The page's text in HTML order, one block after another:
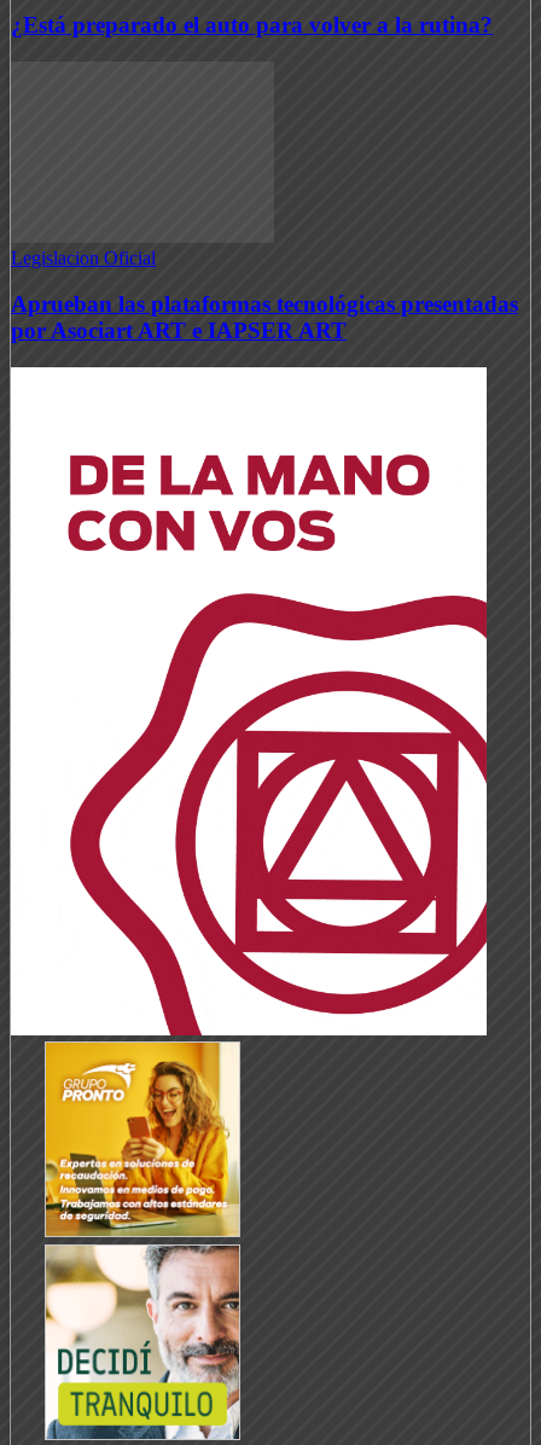
¿Está preparado el auto para volver a la rutina?
Legislacion Oficial
Aprueban las plataformas tecnológicas presentadas
por Asociart ART e IAPSER ART